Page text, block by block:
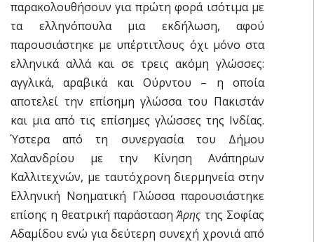
παρακολουθήσουν για πρώτη φορά ισότιμα με
τα ελληνόπουλα μια εκδήλωση, αφού
παρουσιάστηκε με υπέρτιτλους όχι μόνο στα
ελληνικά αλλά και σε τρεις ακόμη γλώσσες:
αγγλικά, αραβικά και Ούρντου – η οποία
αποτελεί την επίσημη γλώσσα του Πακιστάν
και μια από τις επίσημες γλώσσες της Ινδίας.
Ύστερα από τη συνεργασία του Δήμου
Χαλανδρίου με την Κίνηση Ανάπηρων
Καλλιτεχνών, με ταυτόχρονη διερμηνεία στην
Ελληνική Νοηματική Γλώσσα παρουσιάστηκε
επίσης η θεατρική παράστασηΆρης της Σοφίας
Αδαμίδου ενώ για δεύτερη συνεχή χρονιά από